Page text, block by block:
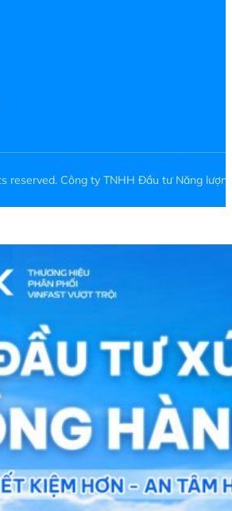
reserved. Công ty TNHH Đầu tư Năng